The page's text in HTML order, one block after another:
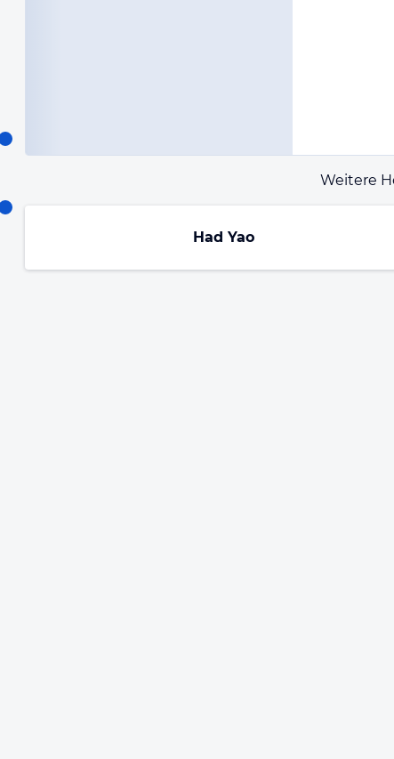
Weitere
Had Yao